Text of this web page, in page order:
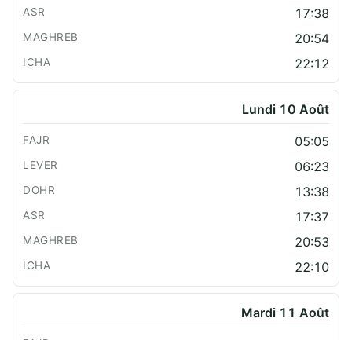
17:38
20:54
22:12
Lundi 10 Août
05:05
06:23
13:38
17:37
20:53
22:10
Mardi 11 Août